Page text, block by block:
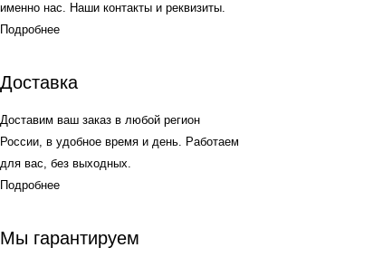
именно нас. Наши контакты и реквизиты.
Подробнее
Доставка
Доставим ваш заказ в любой регион
России, в удобное время и день. Работаем
для вас, без выходных.
Подробнее
Мы гарантируем